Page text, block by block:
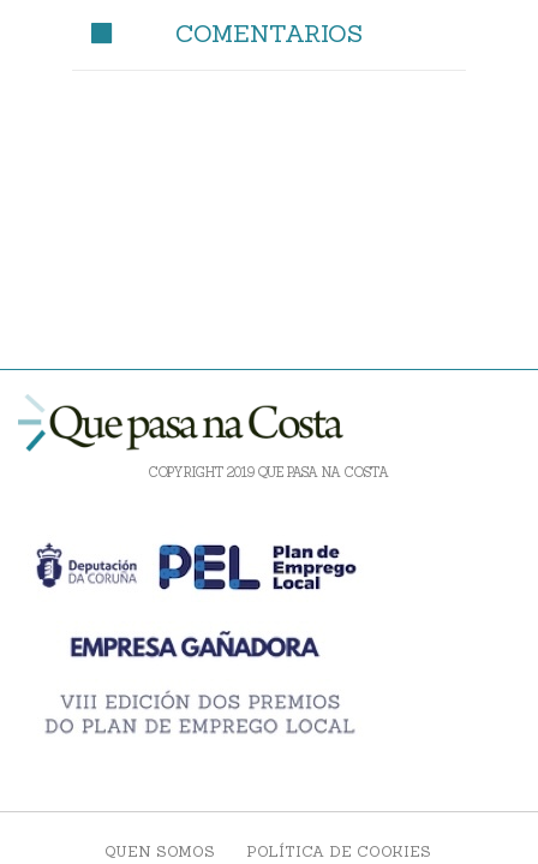
COMENTARIOS
COPYRIGHT 2019 QUE PASA NA COSTA
QUEN SOMOS POLÍTICA DE COOKIES